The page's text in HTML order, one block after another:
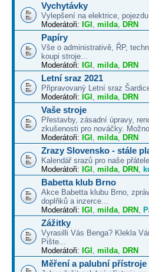
Vychytávky
Vylepšení na elektrice,
Moderátoři: IGI , milda, DRN
Papíry
Vše o administrativě, ŘP,
koupi stroje...
Moderátoři: IGI , milda, DRN
Letní sraz 2021
Připravovaný Letní sraz
Moderátoři: IGI , milda, DRN
Vaše stroje
Přestavby, zásadní úpravy,
zkušenosti pro nováčky.
Moderátoři: IGI , milda, DRN
Zrazy Slovensko - stále
Kalendář srazů pro naše
Moderátoři: IGI , milda, DRN ,
Babetta klub Brno
Akce Babetta klubu Brno,
doplňků a inzerce...
Moderátoři: IGI , milda, DRN ,
Zážitky
Vyrasilli Vás Benga? Klekla
Pište...
Moderátoři: IGI , milda, DRN
Měření a palubní přístroje